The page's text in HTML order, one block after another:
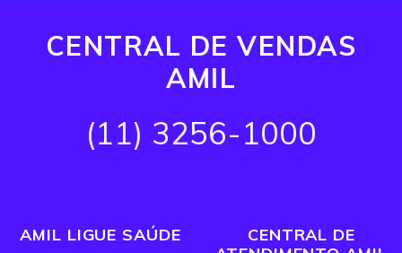
CENTRAL DE VENDAS
AMIL
(11) 3256-1000
AMIL LIGUE SAÚDE
CENTRAL DE